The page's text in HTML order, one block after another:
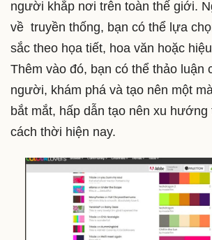
người khắp nơi trên toàn thế giới.
về truyền thống, bạn có thể lựa
sắc theo họa tiết, hoa văn hoặc
Thêm vào đó, bạn có thể thảo luận
người, khám phá và tạo nên một
bắt mắt, hấp dẫn tạo nên xu hướng
cách thời hiện nay.